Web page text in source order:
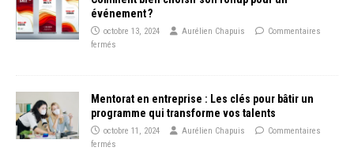
événement ?
octobre 13, 2024 Aurélien Chapuis
Commentaires
fermés
Mentorat en entreprise : Les clés pour bâtir un
programme qui transforme vos talents
octobre 11, 2024 Aurélien Chapuis
Commentaires
fermés